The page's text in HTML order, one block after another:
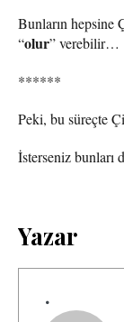
Bunların hepsine
“olur” verebilir…
******
Peki, bu süreçte
İsterseniz bunları
Yazar